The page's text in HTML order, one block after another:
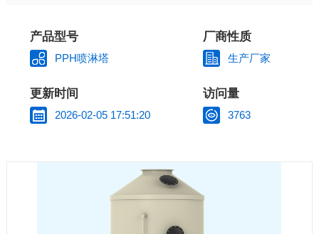
产品型号
PPH喷淋塔
厂商性质
生产厂家
更新时间
2026-02-05 17:51:20
访问量
3763